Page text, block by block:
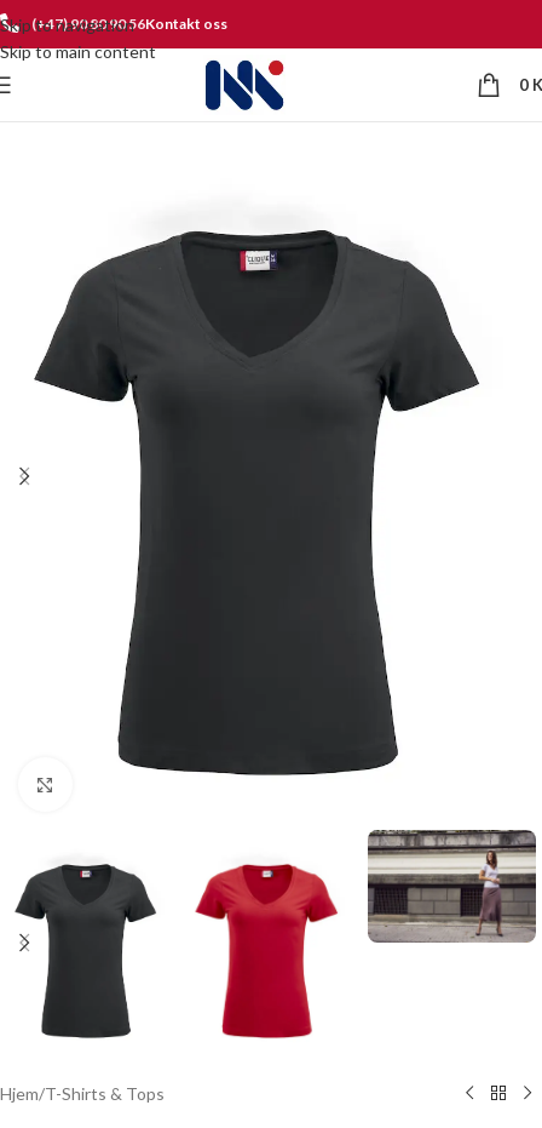
Skip to navigation
Skip to main content
(+47) 90 80 90 56Kontakt oss
0
Hjem/T-Shirts & Tops